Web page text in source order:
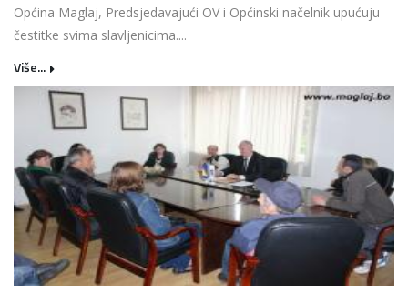
Općina Maglaj, Predsjedavajući OV i Općinski načelnik upućuju
čestitke svima slavljenicima....
Više...